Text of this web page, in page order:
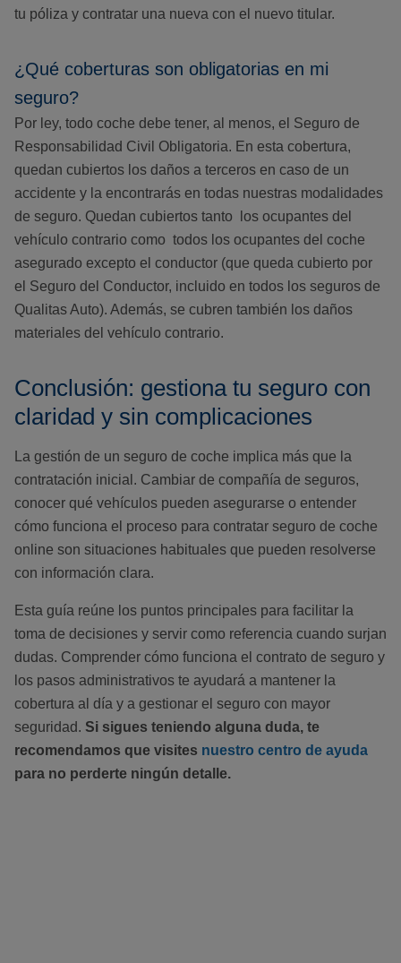
tu póliza y contratar una nueva con el nuevo titular.
¿Qué coberturas son obligatorias en mi
seguro?
Por ley, todo coche debe tener, al menos, el Seguro de
Responsabilidad Civil Obligatoria. En esta cobertura,
quedan cubiertos los daños a terceros en caso de un
accidente y la encontrarás en todas nuestras modalidades
de seguro. Quedan cubiertos tanto los ocupantes del
vehículo contrario como todos los ocupantes del coche
asegurado excepto el conductor (que queda cubierto por
el Seguro del Conductor, incluido en todos los seguros de
Qualitas Auto). Además, se cubren también los daños
materiales del vehículo contrario.
Conclusión: gestiona tu seguro con
claridad y sin complicaciones
La gestión de un seguro de coche implica más que la
contratación inicial. Cambiar de compañía de seguros,
conocer qué vehículos pueden asegurarse o entender
cómo funciona el proceso para contratar seguro de coche
online son situaciones habituales que pueden resolverse
con información clara.
Esta guía reúne los puntos principales para facilitar la
toma de decisiones y servir como referencia cuando surjan
dudas. Comprender cómo funciona el contrato de seguro y
los pasos administrativos te ayudará a mantener la
cobertura al día y a gestionar el seguro con mayor
seguridad. Si sigues teniendo alguna duda, te
recomendamos que visites nuestro centro de ayuda
para no perderte ningún detalle.